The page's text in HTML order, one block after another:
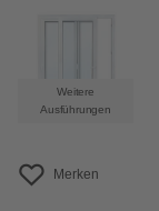
Weitere
Ausführungen
Merken